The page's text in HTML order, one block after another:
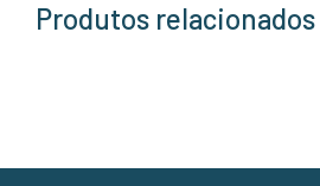
Produtos relacionados